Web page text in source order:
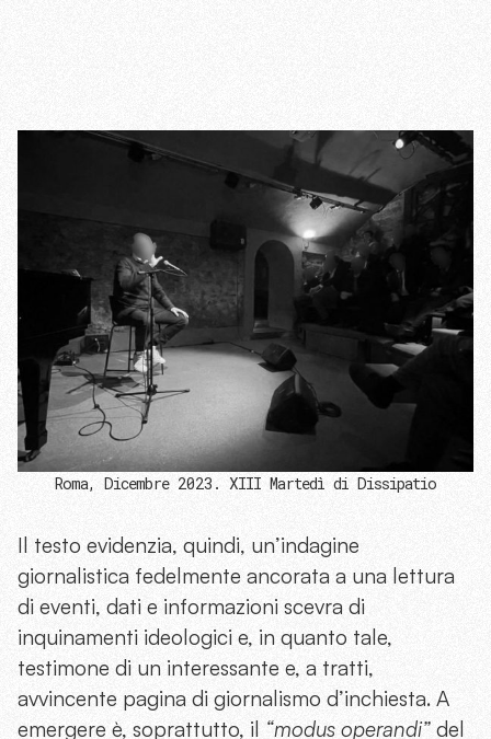
Roma, Dicembre 2023. XIII Martedì di Dissipatio
Il testo evidenzia, quindi, un’indagine
giornalistica fedelmente ancorata a una lettura
di eventi, dati e informazioni scevra di
inquinamenti ideologici e, in quanto tale,
testimone di un interessante e, a tratti,
avvincente pagina di giornalismo d’inchiesta. A
emergere è, soprattutto, il “modus operandi” del